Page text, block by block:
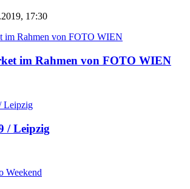
17:30
im Rahmen von FOTO WIEN
/ Leipzig